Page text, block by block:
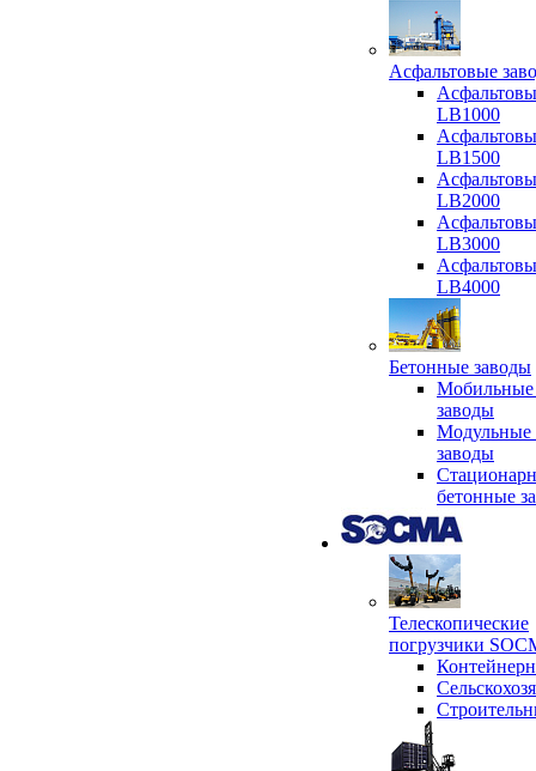
Асфальтовые
LB1000
LB1500
LB2000
LB3000
LB4000
Бетонные заводы
Мобильные
заводы
Модульные
заводы
бетонные
Телескопические
погрузчики